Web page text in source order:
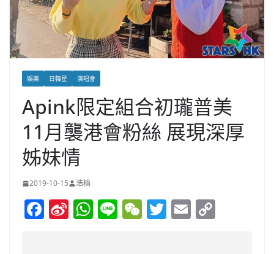
娛樂 日韓星 演唱會
Apink限定組合初瓏普美
11月襲港會粉絲 展現深厚
姊妹情
2019-10-15 浩楠
F Si W Li W T E